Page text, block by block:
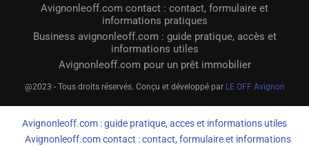
Avignonleoff.com contact : contact, formulaire et
informations pratiques
Business avignonleoff.com : guide pratique, accès et
informations utiles
Avignonleoff.com pour un prêt immobilier
@2023 - Tous droits réservés. Conçu et développé par LE OFF Avignon
Avignonleoff.com : guide pratique, acces et informations utiles
Avignonleoff.com contact : contact, formulaire et informations